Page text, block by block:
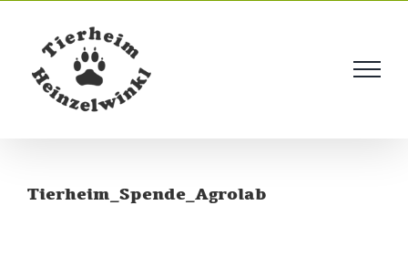
content
Tierheim_Spende_Agrolab